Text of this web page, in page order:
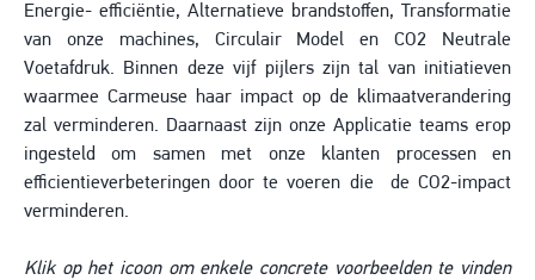
Energie- efficiëntie, Alternatieve brandstoffen, Transformatie
van onze machines, Circulair Model en CO2 Neutrale
Voetafdruk. Binnen deze vijf pijlers zijn tal van initiatieven
waarmee Carmeuse haar impact op de klimaatverandering
zal verminderen. Daarnaast zijn onze Applicatie teams erop
ingesteld om samen met onze klanten processen en
efficientieverbeteringen door te voeren die de CO2-impact
verminderen.
Klik op het icoon om enkele concrete voorbeelden te vinden